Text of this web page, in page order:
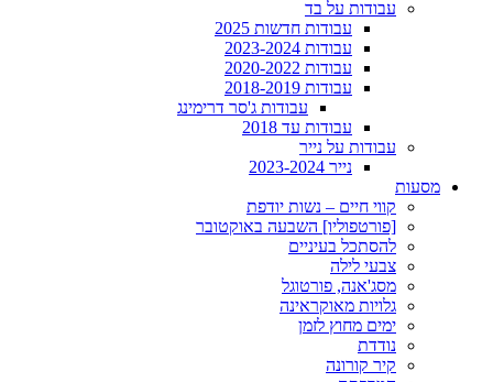
עבודות על בד
עבודות חדשות 2025
עבודות 2023-2024
עבודות 2020-2022
עבודות 2018-2019
עבודות ג'סר דרימינג
עבודות עד 2018
עבודות על נייר
נייר 2023-2024
מסעות
קווי חיים – נשות יודפת
[פורטפוליו] השבעה באוקטובר
להסתכל בעיניים
צבעי לילה
מסג'אנה, פורטוגל
גלויות מאוקראינה
ימים מחוץ לזמן
נודדת
קיר קורונה